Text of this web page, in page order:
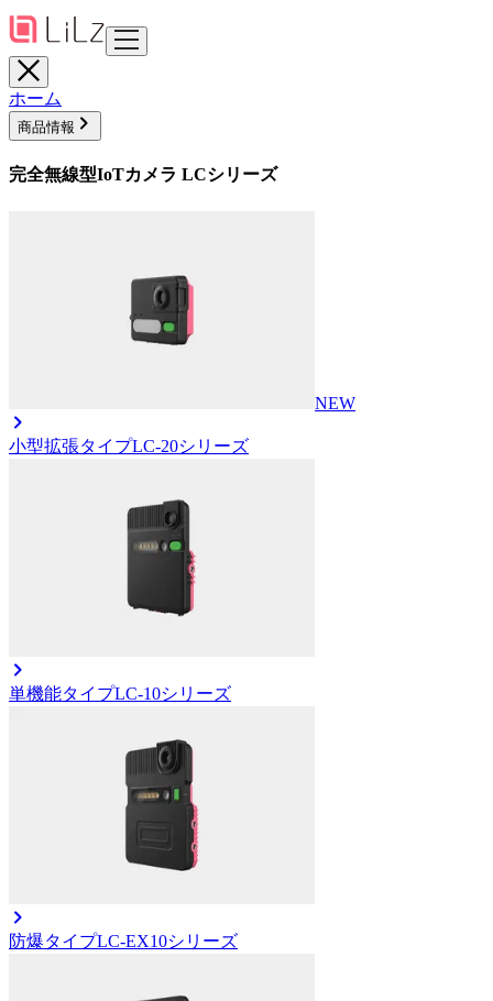
ホーム
商品情報
完全無線型IoTカメラ LCシリーズ
NEW
小型拡張タイプLC-20シリーズ
単機能タイプLC-10シリーズ
防爆タイプLC-EX10シリーズ